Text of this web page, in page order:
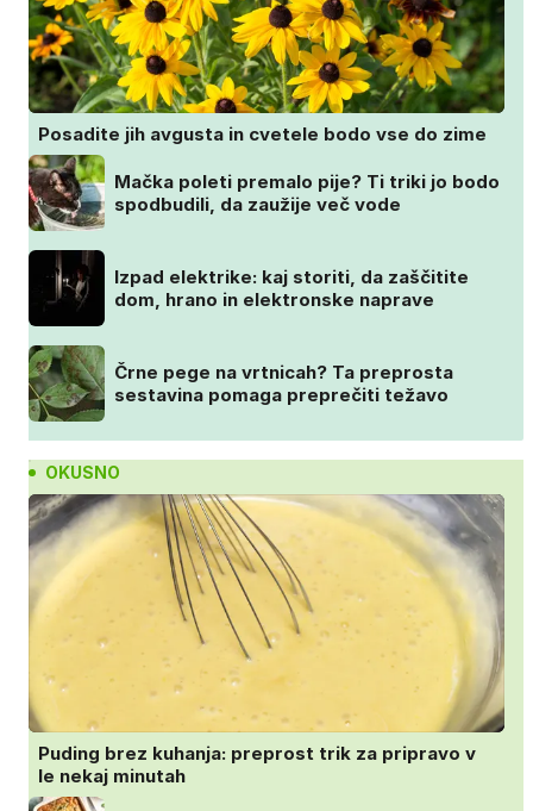
Posadite jih avgusta in cvetele bodo vse do zime
Mačka poleti premalo pije? Ti triki jo bodo
spodbudili, da zaužije več vode
Izpad elektrike: kaj storiti, da zaščitite
dom, hrano in elektronske naprave
Črne pege na vrtnicah? Ta preprosta
sestavina pomaga preprečiti težavo
OKUSNO
Puding brez kuhanja: preprost trik za pripravo v
le nekaj minutah